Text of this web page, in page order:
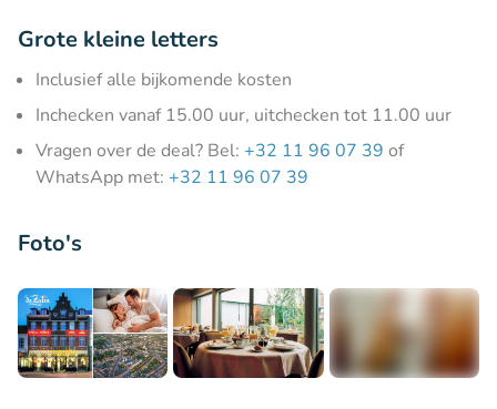
Grote kleine letters
Inclusief alle bijkomende kosten
Inchecken vanaf 15.00 uur, uitchecken tot 11.00 uur
Vragen over de deal? Bel: +32 11 96 07 39 of
WhatsApp met: +32 11 96 07 39
Foto's